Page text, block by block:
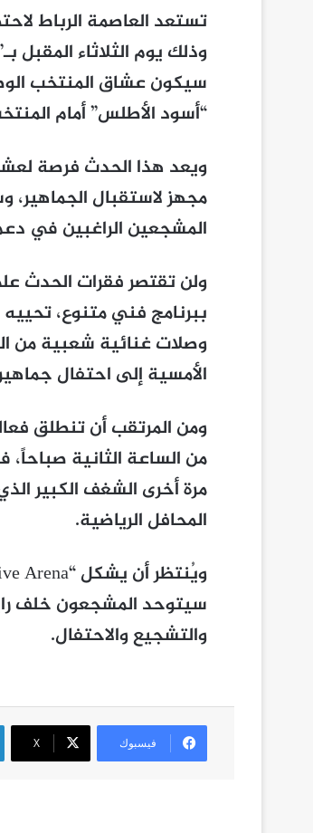
تستعد العاصمة الرباط
سيكون عشاق المنتخب
“أسود الأطلس” أمام
ويعد هذا الحدث فرصة
مجهز لاستقبال
المشجعين الراغبين في
ولن تقتصر فقرات الحدث
ببرنامج فني متنوع، تحييه
وصلات غنائية شعبية من
الأمسية إلى احتفال
ومن المرتقب أن تنطلق
من الساعة الثانية
مرة أخرى الشغف الكبير
المحافل الرياضية.
سيتوحد المشجعون خلف
والتشجيع والاحتفال.
فيسبوك ‫X